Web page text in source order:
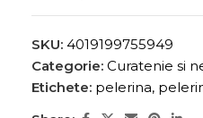
SKU: 4019199755949
Categorie: Curatenie si
Etichete: pelerina,